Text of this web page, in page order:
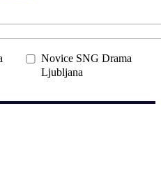
Novice SNG Drama
Ljubljana